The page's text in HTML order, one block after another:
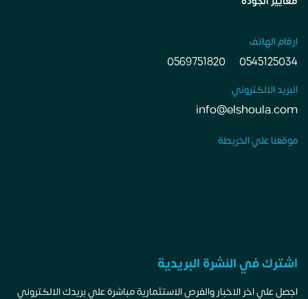
ارقام الهاتف
0545125034
0569751820
البريد الالكتروني
info@elshoula.com
موقعنا علي الخريطة
اشترك في النشرة البريدية
اجصل علي اخر الاخبار والفرص الاستثمارية مباشرة علي بريدك الالكتروني